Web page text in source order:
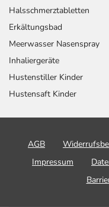
Halsschmerztabletten
Erkältungsbad
Meerwasser Nasenspray
Inhaliergeräte
Hustenstiller Kinder
Hustensaft Kinder
AGB
Impressum